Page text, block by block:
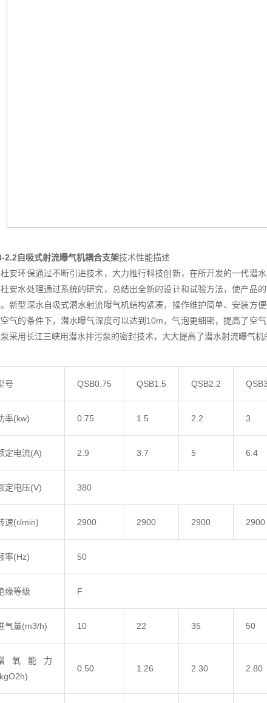
2.2自吸式射流曝气机耦合支架技术性能描述
安环保通过不断引进技术，大力推行科技创新，在所开发的一代潜
安水处理通过系统的研究，总结出全新的设计和试验方法，使产品
新型深水自吸式潜水射流曝气机结构紧凑，操作维护简单、安装方
气的条件下，潜水曝气深度可以达到10m，气泡更细密，提高了空
采用长江三峡用潜水排污泵的密封技术，大大提高了潜水射流曝气机
号 QSB0.75 QSB1.5 QSB2.2 QSB3
率(kw) 0.75 1.5 2.2 3
定电流(A) 2.9 3.7 5 6.4
定电压(V) 380
速(r/min) 2900 2900 2900 2900
率(Hz) 50
缘等级 F
气量(m3/h) 10 22 35 50
氧能力
0.50 1.26 2.30 2.80